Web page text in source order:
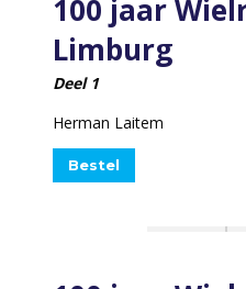
100 jaar
Limburg
Deel 1
Herman Laitem
Bestel